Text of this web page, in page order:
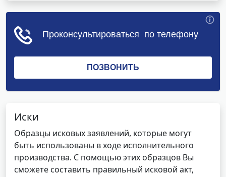
Иски
Образцы исковых заявлений, которые могут
быть использованы в ходе исполнительного
производства. С помощью этих образцов Вы
сможете составить правильный исковой акт,